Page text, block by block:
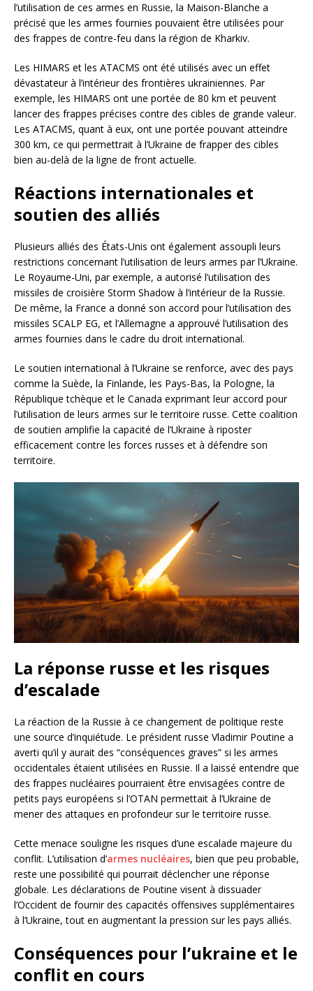
l’utilisation de ces armes en Russie, la Maison-Blanche a
précisé que les armes fournies pouvaient être utilisées pour
des frappes de contre-feu dans la région de Kharkiv.
Les HIMARS et les ATACMS ont été utilisés avec un effet
dévastateur à l’intérieur des frontières ukrainiennes. Par
exemple, les HIMARS ont une portée de 80 km et peuvent
lancer des frappes précises contre des cibles de grande valeur.
Les ATACMS, quant à eux, ont une portée pouvant atteindre
300 km, ce qui permettrait à l’Ukraine de frapper des cibles
bien au-delà de la ligne de front actuelle.
Réactions internationales et
soutien des alliés
Plusieurs alliés des États-Unis ont également assoupli leurs
restrictions concernant l’utilisation de leurs armes par l’Ukraine.
Le Royaume-Uni, par exemple, a autorisé l’utilisation des
missiles de croisière Storm Shadow à l’intérieur de la Russie.
De même, la France a donné son accord pour l’utilisation des
missiles SCALP EG, et l’Allemagne a approuvé l’utilisation des
armes fournies dans le cadre du droit international.
Le soutien international à l’Ukraine se renforce, avec des pays
comme la Suède, la Finlande, les Pays-Bas, la Pologne, la
République tchèque et le Canada exprimant leur accord pour
l’utilisation de leurs armes sur le territoire russe. Cette coalition
de soutien amplifie la capacité de l’Ukraine à riposter
efficacement contre les forces russes et à défendre son
territoire.
La réponse russe et les risques
d’escalade
La réaction de la Russie à ce changement de politique reste
une source d’inquiétude. Le président russe Vladimir Poutine a
averti qu’il y aurait des “conséquences graves” si les armes
occidentales étaient utilisées en Russie. Il a laissé entendre que
des frappes nucléaires pourraient être envisagées contre de
petits pays européens si l’OTAN permettait à l’Ukraine de
mener des attaques en profondeur sur le territoire russe.
Cette menace souligne les risques d’une escalade majeure du
conflit. L’utilisation d’armes nucléaires, bien que peu probable,
reste une possibilité qui pourrait déclencher une réponse
globale. Les déclarations de Poutine visent à dissuader
l’Occident de fournir des capacités offensives supplémentaires
à l’Ukraine, tout en augmentant la pression sur les pays alliés.
Conséquences pour l’ukraine et le
conflit en cours